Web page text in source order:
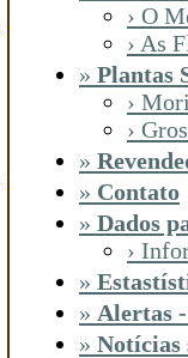
› O
› As
» Plantas
›
›
»
» Contato
» Dados
›
»
» Alertas
» Notícias